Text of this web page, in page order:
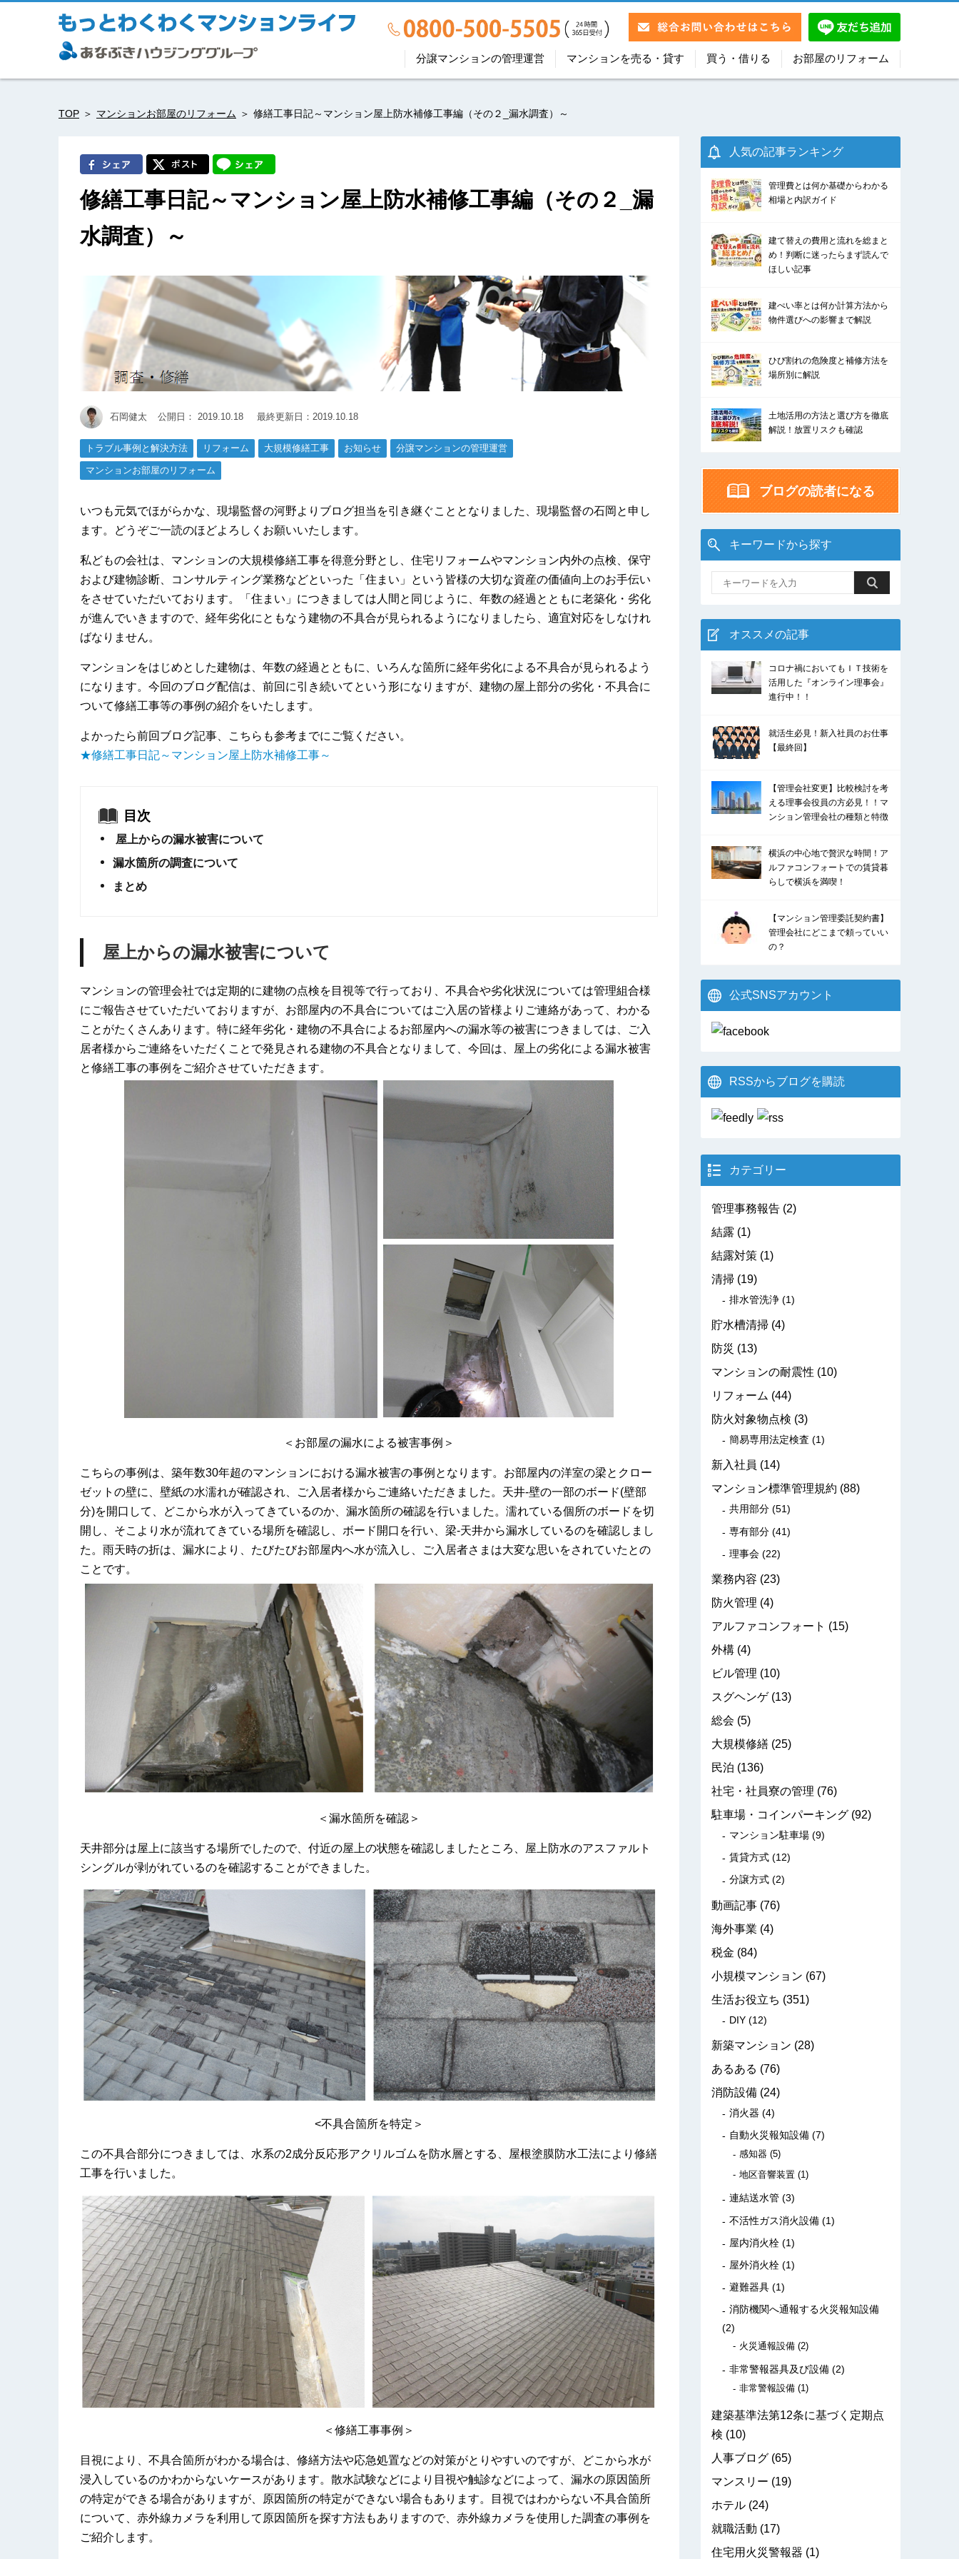
分譲マンションの管理運営 マンションを売る・貸す 買う・借りる お部屋のリフォーム
TOP マンションお部屋のリフォーム 修繕工事日記～マンション屋上防水補修工事編（その２_漏水調査）～
修繕工事日記～マンション屋上防水補修工事編（その２_漏
水調査）～
石岡健太 公開日： 2019.10.18 最終更新日：2019.10.18
トラブル事例と解決方法 リフォーム 大規模修繕工事 お知らせ 分譲マンションの管理運営
マンションお部屋のリフォーム
いつも元気でほがらかな、現場監督の河野よりブログ担当を引き継ぐこととなりました、現場監督の石岡と申し
ます。どうぞご一読のほどよろしくお願いいたします。
私どもの会社は、マンションの大規模修繕工事を得意分野とし、住宅リフォームやマンション内外の点検、保守
および建物診断、コンサルティング業務などといった「住まい」という皆様の大切な資産の価値向上のお手伝い
をさせていただいております。「住まい」につきましては人間と同じように、年数の経過とともに老築化・劣化
が進んでいきますので、経年劣化にともなう建物の不具合が見られるようになりましたら、適宜対応をしなけれ
ばなりません。
マンションをはじめとした建物は、年数の経過とともに、いろんな箇所に経年劣化による不具合が見られるよう
になります。今回のブログ配信は、前回に引き続いてという形になりますが、建物の屋上部分の劣化・不具合に
ついて修繕工事等の事例の紹介をいたします。
よかったら前回ブログ記事、こちらも参考までにご覧ください。
★修繕工事日記～マンション屋上防水補修工事～
目次
屋上からの漏水被害について
漏水箇所の調査について
まとめ
屋上からの漏水被害について
マンションの管理会社では定期的に建物の点検を目視等で行っており、不具合や劣化状況については管理組合様
にご報告させていただいておりますが、お部屋内の不具合についてはご入居の皆様よりご連絡があって、わかる
ことがたくさんあります。特に経年劣化・建物の不具合によるお部屋内への漏水等の被害につきましては、ご入
居者様からご連絡をいただくことで発見される建物の不具合となりまして、今回は、屋上の劣化による漏水被害
と修繕工事の事例をご紹介させていただきます。
＜お部屋の漏水による被害事例＞
こちらの事例は、築年数30年超のマンションにおける漏水被害の事例となります。お部屋内の洋室の梁とクロー
ゼットの壁に、壁紙の水濡れが確認され、ご入居者様からご連絡いただきました。天井-壁の一部のボード(壁部
分)を開口して、どこから水が入ってきているのか、漏水箇所の確認を行いました。濡れている個所のボードを切
開し、そこより水が流れてきている場所を確認し、ボード開口を行い、梁-天井から漏水しているのを確認しまし
た。雨天時の折は、漏水により、たびたびお部屋内へ水が流入し、ご入居者さまは大変な思いをされていたとの
ことです。
＜漏水箇所を確認＞
天井部分は屋上に該当する場所でしたので、付近の屋上の状態を確認しましたところ、屋上防水のアスファルト
シングルが剥がれているのを確認することができました。
<不具合箇所を特定＞
この不具合部分につきましては、水系の2成分反応形アクリルゴムを防水層とする、屋根塗膜防水工法により修繕
工事を行いました。
＜修繕工事事例＞
目視により、不具合箇所がわかる場合は、修繕方法や応急処置などの対策がとりやすいのですが、どこから水が
浸入しているのかわからないケースがあります。散水試験などにより目視や触診などによって、漏水の原因箇所
の特定ができる場合がありますが、原因箇所の特定ができない場合もあります。目視ではわからない不具合箇所
について、赤外線カメラを利用して原因箇所を探す方法もありますので、赤外線カメラを使用した調査の事例を
ご紹介します。
人気の記事ランキング
管理費とは何か基礎からわかる
相場と内訳ガイド
建て替えの費用と流れを総まと
め！判断に迷ったらまず読んで
ほしい記事
建ぺい率とは何か計算方法から
物件選びへの影響まで解説
ひび割れの危険度と補修方法を
場所別に解説
土地活用の方法と選び方を徹底
解説！放置リスクも確認
ブログの読者になる
キーワードから探す
オススメの記事
コロナ禍においてもＩＴ技術を
活用した『オンライン理事会』
進行中！！
就活生必見！新入社員のお仕事
【最終回】
【管理会社変更】比較検討を考
える理事会役員の方必見！！マ
ンション管理会社の種類と特徴
横浜の中心地で贅沢な時間！ア
ルファコンフォートでの賃貸暮
らしで横浜を満喫！
【マンション管理委託契約書】
管理会社にどこまで頼っていい
の？
公式SNSアカウント
RSSからブログを購読
カテゴリー
管理事務報告 (2)
結露 (1)
結露対策 (1)
清掃 (19)
排水管洗浄 (1)
貯水槽清掃 (4)
防災 (13)
マンションの耐震性 (10)
リフォーム (44)
防火対象物点検 (3)
簡易専用法定検査 (1)
新入社員 (14)
マンション標準管理規約 (88)
共用部分 (51)
専有部分 (41)
理事会 (22)
業務内容 (23)
防火管理 (4)
アルファコンフォート (15)
外構 (4)
ビル管理 (10)
スグヘンゲ(13)
総会 (5)
大規模修繕 (25)
民泊 (136)
社宅・社員寮の管理 (76)
駐車場・コインパーキング (92)
マンション駐車場 (9)
賃貸方式 (12)
分譲方式 (2)
動画記事 (76)
海外事業 (4)
税金 (84)
小規模マンション (67)
生活お役立ち (351)
DIY (12)
新築マンション (28)
あるある (76)
消防設備 (24)
消火器 (4)
自動火災報知設備 (7)
感知器 (5)
地区音響装置 (1)
連結送水管 (3)
不活性ガス消火設備 (1)
屋内消火栓 (1)
屋外消火栓 (1)
避難器具 (1)
消防機関へ通報する火災報知設備
(2)
火災通報設備 (2)
非常警報器具及び設備 (2)
非常警報設備 (1)
建築基準法第12条に基づく定期点
検 (10)
人事ブログ (65)
マンスリー (19)
ホテル (24)
就職活動 (17)
住宅用火災警報器 (1)